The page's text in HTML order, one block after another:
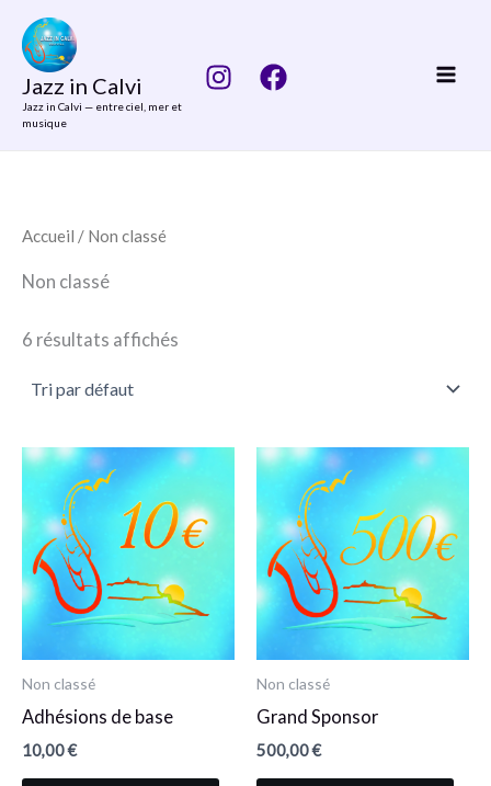
contenu
Jazz in Calvi
Jazz in Calvi — entre ciel, mer et
musique
Accueil / Non classé
Non classé
6 résultats affichés
Non classé
Adhésions de base
10,00€
Non classé
Grand Sponsor
500,00€